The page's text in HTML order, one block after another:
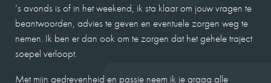
’s avonds is of in het weekend, ik sta klaar om jouw vragen te
beantwoorden, advies te geven en eventuele zorgen weg te
nemen. Ik ben er dan ook om te zorgen dat het gehele traject
soepel verloopt.
Met mijn gedrevenheid en passie neem ik je graag alle